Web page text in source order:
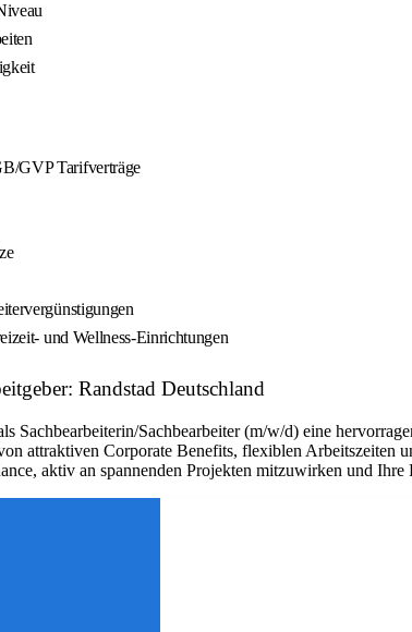
GVP Tarifverträge
und Wellness-Einrichtungen
Randstad Deutschland
Sachbearbeiterin/Sachbearbeiter (m/w/d) eine
attraktiven Corporate Benefits, flexiblen Arbeitszeiten
aktiv an spannenden Projekten mitzuwirken und